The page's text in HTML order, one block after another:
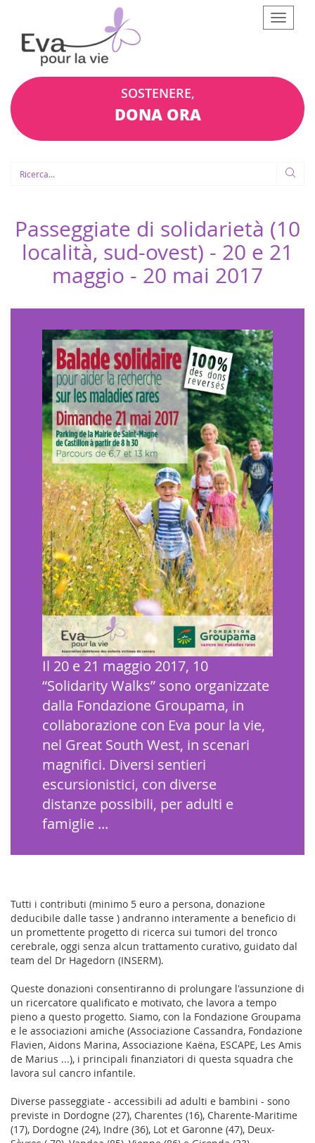
Afficher
le
SOSTENERE,
DONA ORA
Passeggiate di solidarietà (10
località, sud-ovest) - 20 e 21
maggio - 20 mai 2017
Il 20 e 21 maggio 2017, 10
“Solidarity Walks” sono organizzate
dalla Fondazione Groupama, in
collaborazione con Eva pour la vie,
nel Great South West, in scenari
magnifici. Diversi sentieri
escursionistici, con diverse
distanze possibili, per adulti e
famiglie ...
Tutti i contributi (minimo 5 euro a persona, donazione
deducibile dalle tasse ) andranno interamente a beneficio di
un promettente progetto di ricerca sui tumori del tronco
cerebrale, oggi senza alcun trattamento curativo, guidato dal
team del Dr Hagedorn (INSERM).
Queste donazioni consentiranno di prolungare l'assunzione di
un ricercatore qualificato e motivato, che lavora a tempo
pieno a questo progetto. Siamo, con la Fondazione Groupama
e le associazioni amiche (Associazione Cassandra, Fondazione
Flavien, Aidons Marina, Associazione Kaëna, ESCAPE, Les Amis
de Marius ...), i principali finanziatori di questa squadra che
lavora sul cancro infantile.
Diverse passeggiate - accessibili ad adulti e bambini - sono
previste in Dordogne (27), Charentes (16), Charente-Maritime
(17), Dordogne (24), Indre (36), Lot et Garonne (47), Deux-